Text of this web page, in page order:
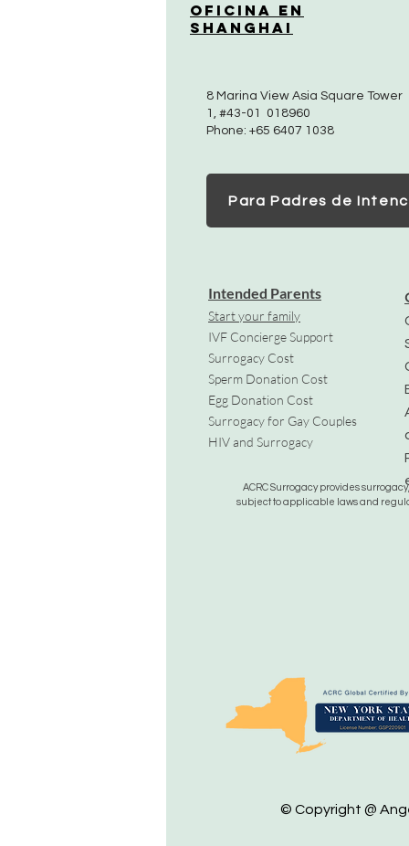
Oficina en
Shanghai
8 Marina View Asia Square Tower
1, #43-01 018960
Phone: +65 6407 1038
Para Padres de
© Copyright @
Intended Parents
Start your family
IVF Concierge Support
Surrogacy Cost
Sperm Donation Cost
Egg Donation Cost
Surrogacy for Gay Couples
HIV and Surrogacy​
ACRC Surrogacy provides
subject to applicable laws and